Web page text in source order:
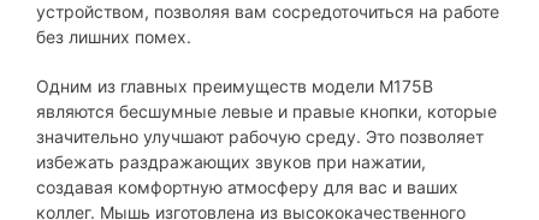
устройством, позволяя вам сосредоточиться на работе
без лишних помех.
Одним из главных преимуществ модели M175B
являются бесшумные левые и правые кнопки, которые
значительно улучшают рабочую среду. Это позволяет
избежать раздражающих звуков при нажатии,
создавая комфортную атмосферу для вас и ваших
коллег. Мышь изготовлена из высококачественного